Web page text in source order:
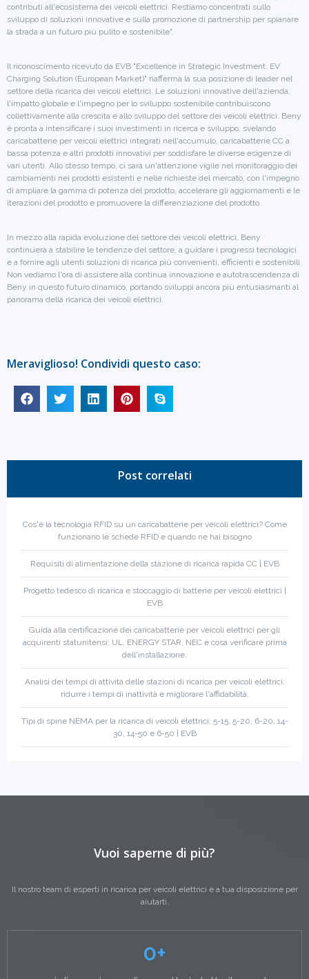
contributi all'ecosistema dei veicoli elettrici. Restiamo concentrati sullo
sviluppo di soluzioni innovative e sulla promozione di partnership per spianare
la strada a un futuro più pulito e sostenibile".
Il riconoscimento ricevuto da EVB "Excellence in Strategic Investment: EV
Charging Solution (European Market)" riafferma la sua posizione di leader nel
settore della ricarica dei veicoli elettrici. Le soluzioni innovative dell'azienda,
l'impatto globale e l'impegno per lo sviluppo sostenibile contribuiscono
collettivamente alla crescita e allo sviluppo del settore dei veicoli elettrici. Beny
è pronta a intensificare i suoi investimenti in ricerca e sviluppo, svelando
caricabatterie per veicoli elettrici integrati nell'accumulo, caricabatterie CC a
bassa potenza e altri prodotti innovativi per soddisfare le diverse esigenze di
vari utenti. Allo stesso tempo, ci sarà un'attenzione vigile nel monitoraggio dei
cambiamenti nei prodotti esistenti e nelle richieste del mercato, con l'impegno
di ampliare la gamma di potenza del prodotto, accelerare gli aggiornamenti e le
iterazioni del prodotto e promuovere la differenziazione del prodotto.
In mezzo alla rapida evoluzione del settore dei veicoli elettrici, Beny
continuerà a stabilire le tendenze del settore, a guidare i progressi tecnologici
e a fornire agli utenti soluzioni di ricarica più convenienti, efficienti e sostenibili.
Non vediamo l'ora di assistere alla continua innovazione e autotrascendenza di
Beny in questo futuro dinamico, portando sviluppi ancora più entusiasmanti al
panorama della ricarica dei veicoli elettrici.
Meraviglioso! Condividi questo caso:
Post correlati
Cos'è la tecnologia RFID su un caricabatterie per veicoli elettrici? Come
funzionano le schede RFID e quando ne hai bisogno
Requisiti di alimentazione della stazione di ricarica rapida CC | EVB
Progetto tedesco di ricarica e stoccaggio di batterie per veicoli elettrici |
EVB
Guida alla certificazione dei caricabatterie per veicoli elettrici per gli
acquirenti statunitensi: UL, ENERGY STAR, NEC e cosa verificare prima
dell'installazione.
Analisi dei tempi di attività delle stazioni di ricarica per veicoli elettrici:
ridurre i tempi di inattività e migliorare l'affidabilità.
Tipi di spine NEMA per la ricarica di veicoli elettrici: 5-15, 5-20, 6-20, 14-
30, 14-50 e 6-50 | EVB
Vuoi saperne di più?
Il nostro team di esperti in ricarica per veicoli elettrici è a tua disposizione per
aiutarti.
0+